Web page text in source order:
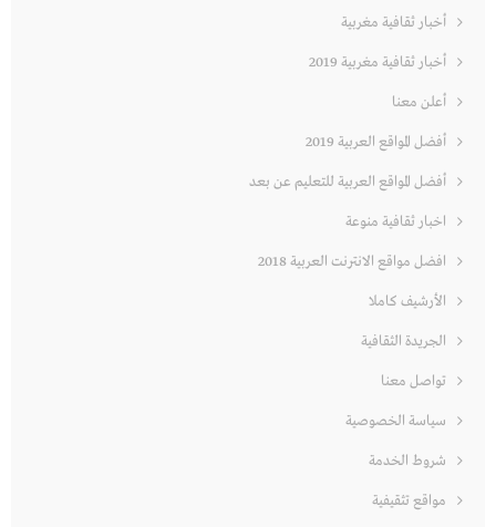
أخبار ثقافية مغربية
أخبار ثقافية مغربية 2019
أعلن معنا
أفضل المواقع العربية 2019
أفضل المواقع العربية للتعليم عن بعد
اخبار ثقافية منوعة
افضل مواقع الانترنت العربية 2018
الأرشيف كاملا
الجريدة الثقافية
تواصل معنا
سياسة الخصوصية
شروط الخدمة
مواقع تثقيفية